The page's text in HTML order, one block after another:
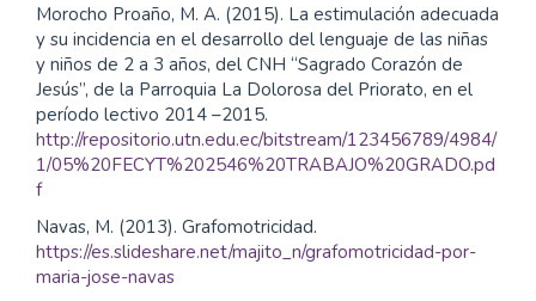
Morocho Proaño, M. A. (2015). La estimulación adecuada
y su incidencia en el desarrollo del lenguaje de las niñas
y niños de 2 a 3 años, del CNH “Sagrado Corazón de
Jesús”, de la Parroquia La Dolorosa del Priorato, en el
período lectivo 2014 –2015.
http://repositorio.utn.edu.ec/bitstream/123456789/4984/
1/05%20FECYT%202546%20TRABAJO%20GRADO.pd
f
Navas, M. (2013). Grafomotricidad.
https://es.slideshare.net/majito_n/grafomotricidad-por-
maria-jose-navas